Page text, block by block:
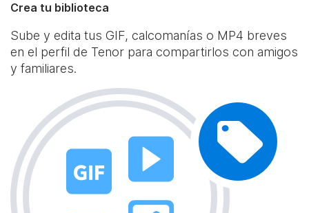
Crea tu biblioteca
Sube y edita tus GIF, calcomanías o MP4 breves
en el perfil de Tenor para compartirlos con amigos
y familiares.